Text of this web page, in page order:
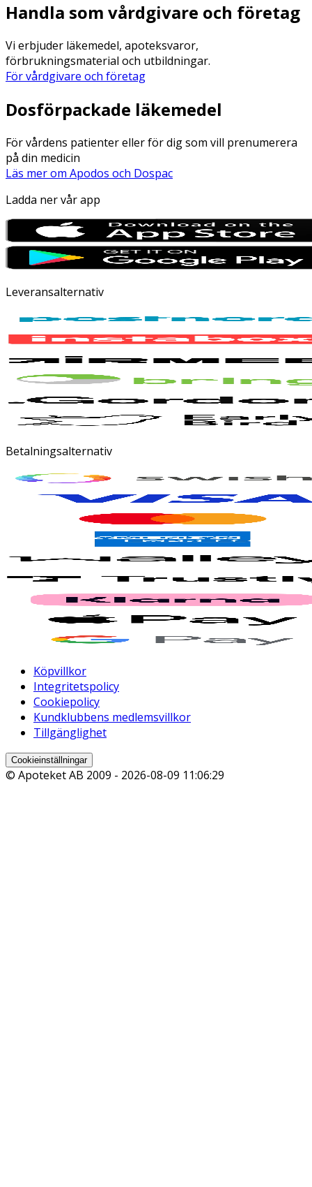
Handla som vårdgivare och företag
Vi erbjuder läkemedel, apoteksvaror,
förbrukningsmaterial och utbildningar.
För vårdgivare och företag
Dosförpackade läkemedel
För vårdens patienter eller för dig som vill prenumerera
på din medicin
Läs mer om Apodos och Dospac
Ladda ner vår app
Leveransalternativ
Betalningsalternativ
Köpvillkor
Integritetspolicy
Cookiepolicy
Kundklubbens medlemsvillkor
Tillgänglighet
Cookieinställningar
© Apoteket AB 2009 - 2026-08-09 11:06:29